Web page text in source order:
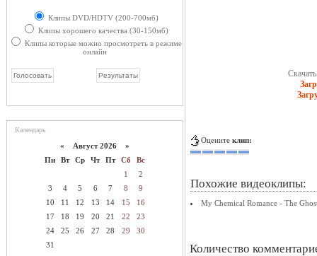
Клипы DVD/HDTV (200-700мб)
Клипы хорошего качества (30-150мб)
Клипы которые можно просмотреть в режиме
онлайн
Календарь
« Август 2026 »
Пн
Вт Ср Чт Пт Сб
Вс
1
2
3
4 5 6 7 8
9
10
11 12 13 14 15
16
17
18 19 20 21 22
23
24
25 26 27 28 29
30
31
Оцените клип:
Похожие видеоклипы:
My Chemical Romance - The
Количество